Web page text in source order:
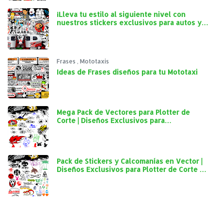
¡Lleva tu estilo al siguiente nivel con
nuestros stickers exclusivos para autos y
Frases , Mototaxis
Ideas de Frases diseños para tu Mototaxi
Mega Pack de Vectores para Plotter de
Corte | Diseños Exclusivos para
Pack de Stickers y Calcomanías en Vector |
Diseños Exclusivos para Plotter de Corte y